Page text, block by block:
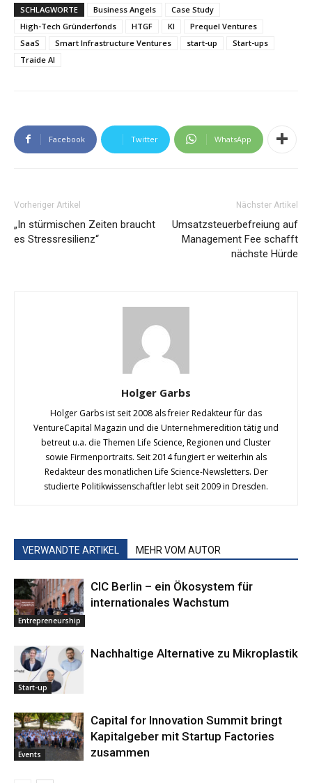
SCHLAGWORTE Business Angels
Case Study
High-Tech Gründerfonds
HTGF KI
Prequel Ventures
SaaS
Smart Infrastructure Ventures start-up
Start-ups
Traide AI
Facebook Twitter WhatsApp
Vorheriger Artikel
„In stürmischen Zeiten braucht
es Stressresilienz“
Nächster Artikel
Umsatzsteuerbefreiung auf
Management Fee schafft
nächste Hürde
Holger Garbs
Holger Garbs ist seit 2008 als freier Redakteur für das
VentureCapital Magazin und die Unternehmeredition tätig und
betreut u.a. die Themen Life Science, Regionen und Cluster
sowie Firmenportraits. Seit 2014 fungiert er weiterhin als
Redakteur des monatlichen Life Science-Newsletters. Der
studierte Politikwissenschaftler lebt seit 2009 in Dresden.
VERWANDTE ARTIKEL MEHR VOM AUTOR
Entrepreneurship
CIC Berlin – ein Ökosystem für
internationales Wachstum
Start-up
Nachhaltige ­Alternative zu Mikroplastik
Events
Capital for Innovation Summit bringt
Kapitalgeber mit Startup Factories
zusammen